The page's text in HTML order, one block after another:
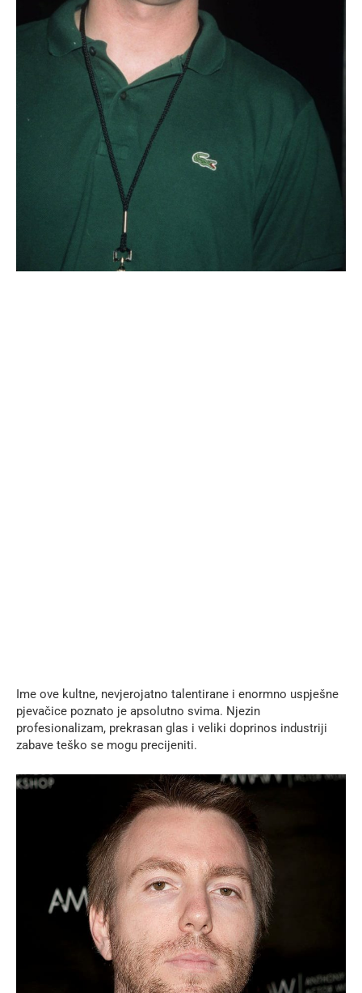
Ime ove kultne, nevjerojatno talentirane i enormno uspješne
pjevačice poznato je apsolutno svima. Njezin
profesionalizam, prekrasan glas i veliki doprinos industriji
zabave teško se mogu precijeniti.